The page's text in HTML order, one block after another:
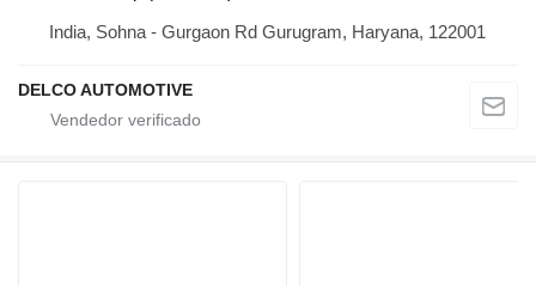
India, Sohna - Gurgaon Rd Gurugram, Haryana, 122001
DELCO AUTOMOTIVE